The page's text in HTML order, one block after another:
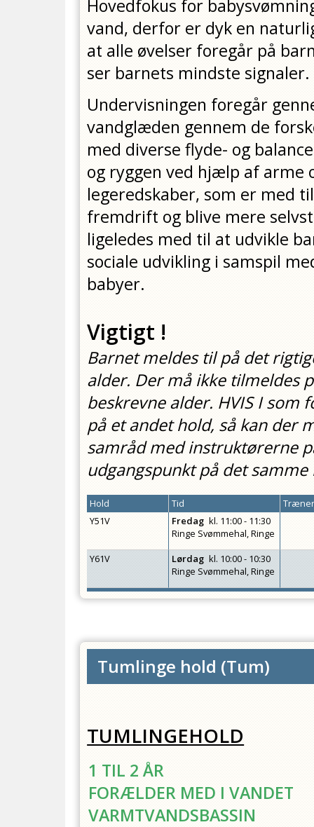
Hovedfokus for
vand, derfor er dyk en
at alle øvelser foregår på
ser barnets mindste signaler.
Undervisningen foregår
vandglæden gennem de
med diverse flyde- og
og ryggen ved hjælp af arme
legeredskaber, som er med
fremdrift og blive mere
ligeledes med til at udvikle
sociale udvikling i samspil
babyer.
Vigtigt !
Barnet meldes til på det
alder. Der må ikke tilmeldes
beskrevne alder. HVIS I
på et andet hold, så kan der
samråd med instruktørerne
udgangspunkt på det
Hold Tid
Y51V
Fredag kl. 11:00 - 11:30
Ringe Svømmehal, Ringe
Y61V
Lørdag kl. 10:00 - 10:30
Ringe Svømmehal, Ringe
Tumlinge hold (Tum)
TUMLINGEHOLD
1 TIL 2 ÅR
FORÆLDER MED I VANDET
VARMTVANDSBASSIN